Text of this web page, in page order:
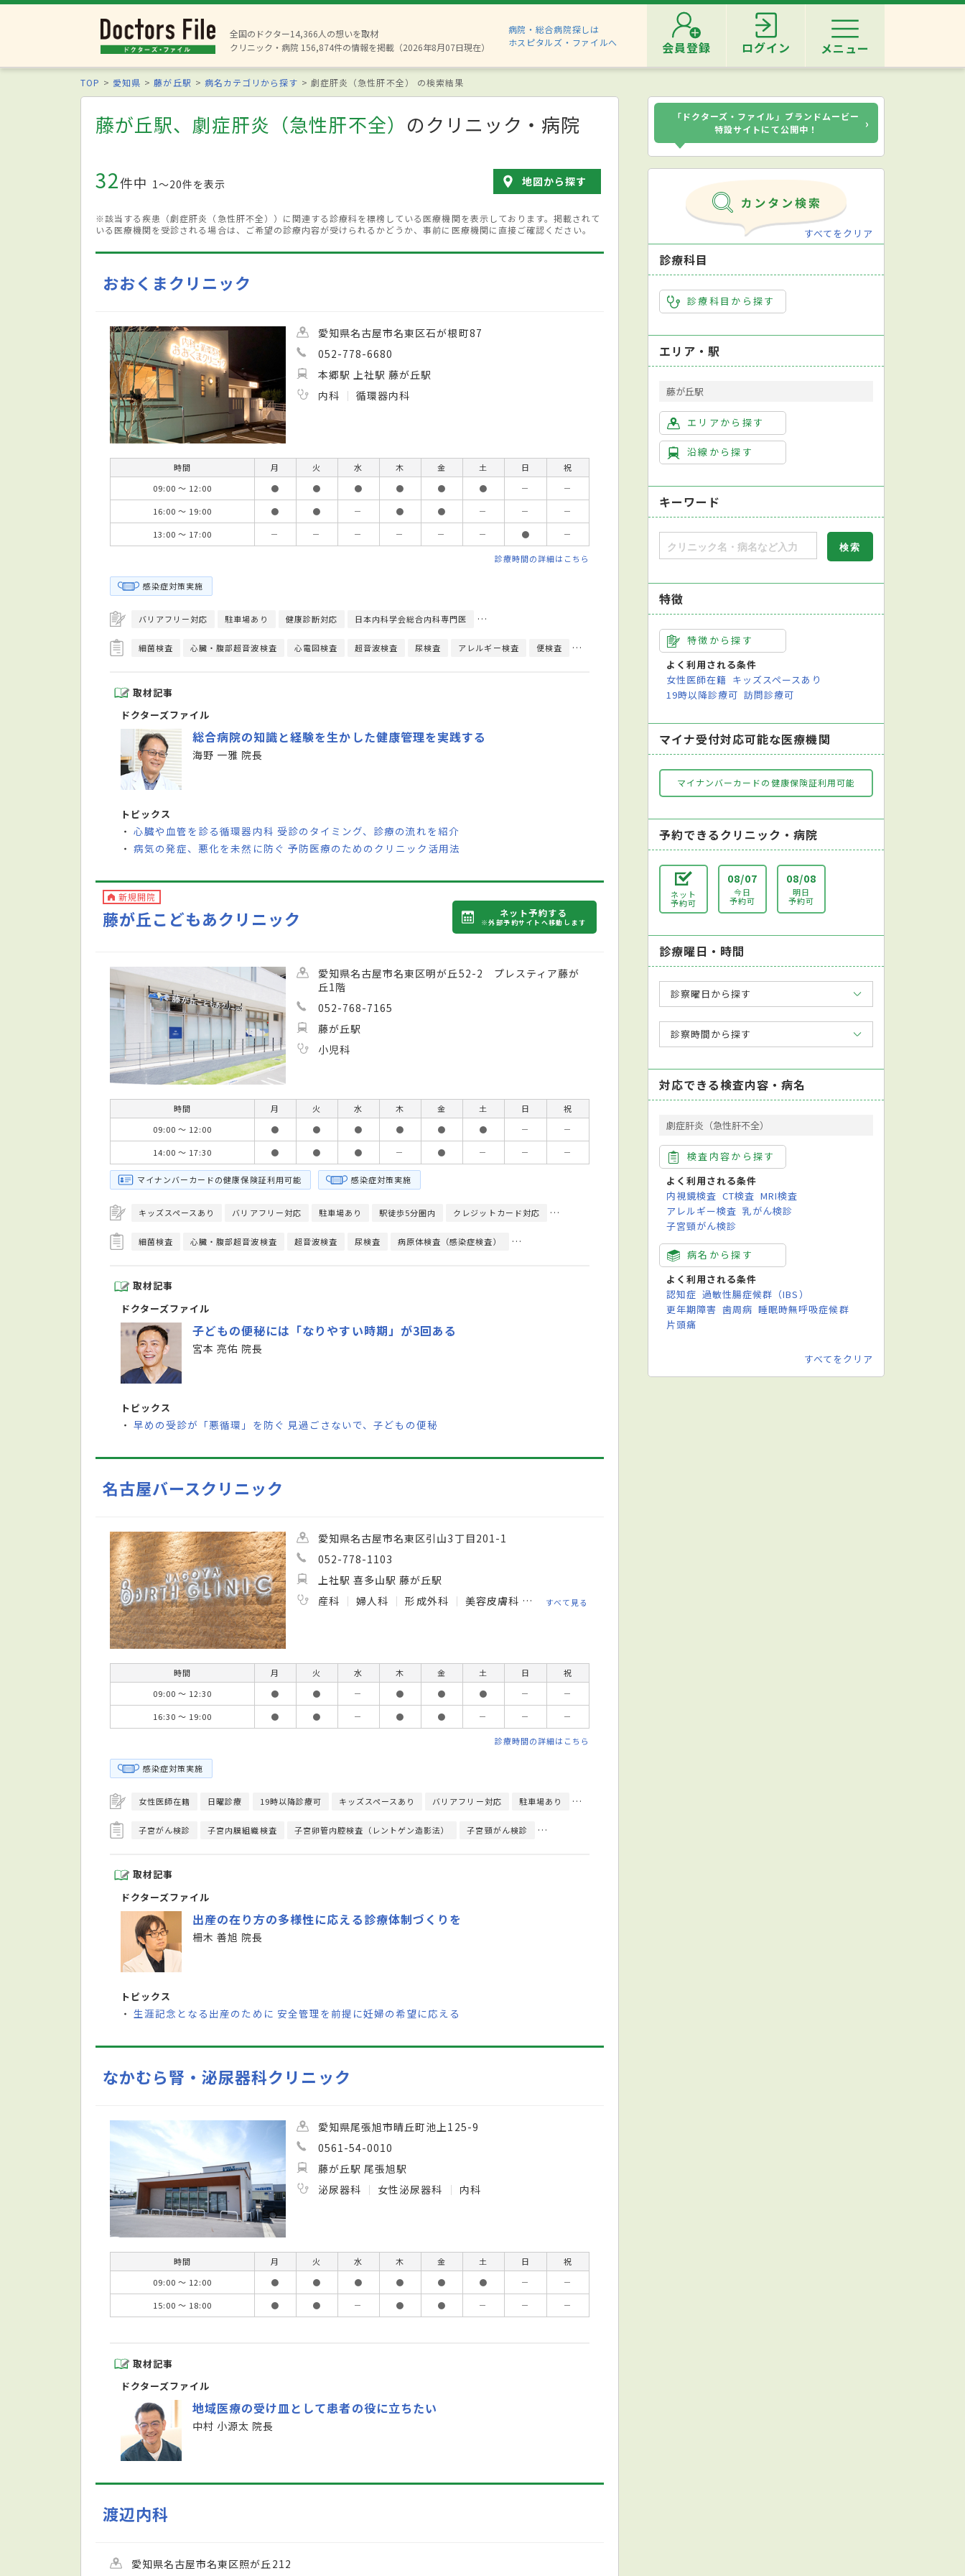
全国のドクター14,366人の想いを取材
クリニック・病院 156,874件の情報を掲載（2026年8月07日現在）
病院・総合病院探しは
ホスピタルズ・ファイルへ
会員登録 ログイン メニュー
TOP 愛知県 藤が丘駅 病名カテゴリから探す 劇症肝炎（急性肝不全） の検索結果
藤が丘駅、劇症肝炎（急性肝不全） のクリニック・病院
32件中 1〜20件を表示 地図から探す
※該当する疾患（劇症肝炎（急性肝不全））に関連する診療科を標榜している医療機関を表示しております。掲載されて
いる医療機関を受診される場合は、ご希望の診療内容が受けられるかどうか、事前に医療機関に直接ご確認ください。
おおくまクリニック
愛知県名古屋市名東区石が根町87
052-778-6680
本郷駅 上社駅 藤が丘駅
内科
循環器内科
時間 月 火 水 木 金 土 日
祝
09:00 ～ 12:00
● ● ● ● ● ● －
－
16:00 ～ 19:00
● ● － ● ● － －
－
13:00 ～ 17:00
－ － － － － － ● －
診療時間の詳細はこちら
感染症対策実施
バリアフリー対応 駐車場あり 健康診断対応 日本内科学会総合内科専門医 日本循環器学会循環器専門医
細菌検査 心臓・腹部超音波検査 心電図検査 超音波検査 尿検査 アレルギー検査 便検査 ウイルス検査 レントゲン検査
取材記事
ドクターズファイル
総合病院の知識と経験を生かした健康管理を実践する
海野 一雅 院長
トピックス
・心臓や血管を診る循環器内科 受診のタイミング、診療の流れを紹介
・病気の発症、悪化を未然に防ぐ 予防医療のためのクリニック活用法
新規開院
藤が丘こどもあクリニック ネット予約する
※外部予約サイトへ移動します
愛知県名古屋市名東区明が丘52-2 プレスティア藤が
丘1階
052-768-7165
藤が丘駅
小児科
時間 月 火 水 木 金 土 日
祝
09:00 ～ 12:00
● ● ● ● ● ● －
－
14:00 ～ 17:30
● ● ● － ● － － －
マイナンバーカードの健康保険証利用可能 感染症対策実施
キッズスペースあり バリアフリー対応 駐車場あり 駅徒歩5分圏内 クレジットカード対応 モバイル決済対応 日本小児科学会小児科専門医 日本消化器内視鏡学会消化器内視鏡専門医
細菌検査 心臓・腹部超音波検査 超音波検査 尿検査 病原体検査（感染症検査） アレルギー検査 ウイルス検査
取材記事
ドクターズファイル
子どもの便秘には「なりやすい時期」が3回ある
宮本 亮佑 院長
トピックス
・早めの受診が「悪循環」を防ぐ 見過ごさないで、子どもの便秘
名古屋バースクリニック
愛知県名古屋市名東区引山3丁目201-1
052-778-1103
上社駅 喜多山駅 藤が丘駅
産科
婦人科 形成外科 美容皮膚科 麻酔科 小児科
すべて見る
時間 月 火 水 木 金 土 日
祝
09:00 ～ 12:30
● ● － ● ● ● －
－
16:30 ～ 19:00
● ● － ● ● － － －
診療時間の詳細はこちら
感染症対策実施
女性医師在籍 日曜診療 19時以降診療可 キッズスペースあり バリアフリー対応 駐車場あり 予約可
子宮がん検診 子宮内膜組織検査 子宮卵管内腔検査（レントゲン造影法） 子宮頸がん検診 子宮頸部拡大鏡診（コルポスコピー）
取材記事
ドクターズファイル
出産の在り方の多様性に応える診療体制づくりを
柵木 善旭 院長
トピックス
・生涯記念となる出産のために 安全管理を前提に妊婦の希望に応える
なかむら腎・泌尿器科クリニック
愛知県尾張旭市晴丘町池上125-9
0561-54-0010
藤が丘駅 尾張旭駅
泌尿器科
女性泌尿器科 内科
時間 月 火 水 木 金 土 日
祝
09:00 ～ 12:00
● ● ● ● ● ● －
－
15:00 ～ 18:00
● ● － ● ● － － －
取材記事
ドクターズファイル
地域医療の受け皿として患者の役に立ちたい
中村 小源太 院長
渡辺内科
愛知県名古屋市名東区照が丘212
「ドクターズ・ファイル」ブランドムービー
特設サイトにて公開中！
›
すべてをクリア
診療科目
診療科目から探す
エリア・駅
藤が丘駅
エリアから探す
沿線から探す
キーワード
特徴
特徴から探す
よく利用される条件
女性医師在籍 キッズスペースあり
19時以降診療可 訪問診療可
マイナ受付対応可能な医療機関
マイナンバーカードの健康保険証利用可能
予約できるクリニック・病院
ネット
予約可
08/07
今日
予約可
08/08
明日
予約可
診療曜日・時間
診察曜日から探す
診察時間から探す
対応できる検査内容・病名
劇症肝炎（急性肝不全）
検査内容から探す
よく利用される条件
内視鏡検査 CT検査 MRI検査
アレルギー検査 乳がん検診
子宮頸がん検診
病名から探す
よく利用される条件
認知症 過敏性腸症候群（IBS）
更年期障害 歯周病 睡眠時無呼吸症候群
片頭痛
すべてをクリア